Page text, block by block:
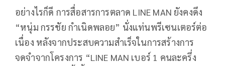
อย่างไรก็ดี การสื่อสารการตลาด LINE MAN ยังคงดึง
“หนุ่ม กรรชัย กำเนิดพลอย” นั่งแท่นพรีเซนเตอร์ต่อ
เนื่อง หลังจากประสบความสำเร็จในการสร้างการ
จดจำจากโครงการ “LINE MAN เบอร์ 1 คนละครึ่ง